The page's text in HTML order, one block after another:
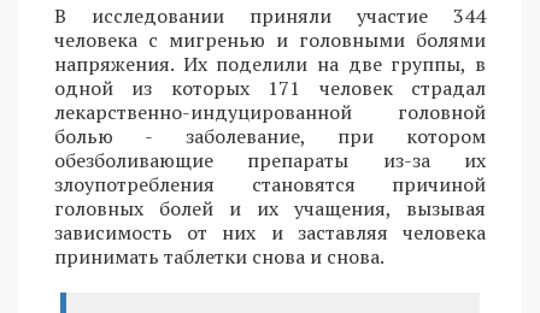
В исследовании приняли участие 344
человека с мигренью и головными болями
напряжения. Их поделили на две группы, в
одной из которых 171 человек страдал
лекарственно-индуцированной головной
болью - заболевание, при котором
обезболивающие препараты из-за их
злоупотребления становятся причиной
головных болей и их учащения, вызывая
зависимость от них и заставляя человека
принимать таблетки снова и снова.